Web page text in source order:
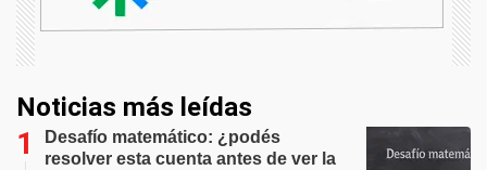
Noticias más leídas
Desafío matemático: ¿podés
resolver esta cuenta antes de ver la